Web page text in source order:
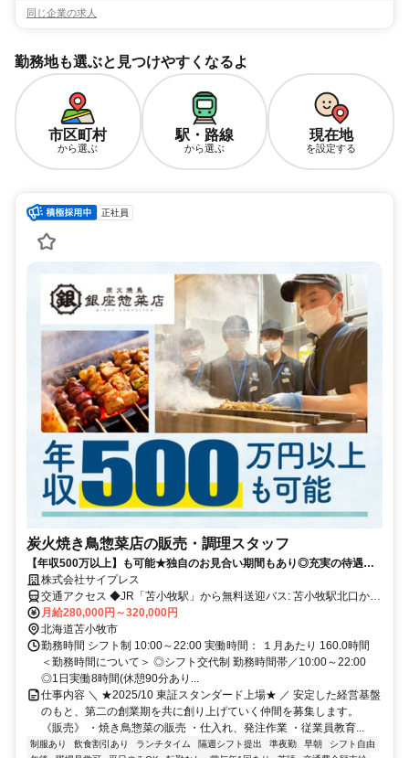
同じ企業の求人
勤務地も選ぶと見つけやすくなるよ
市区町村
から選ぶ
駅・路線
から選ぶ
現在地
を設定する
正社員
炭火焼き鳥惣菜店の販売・調理スタッフ
【年収500万以上】も可能★独自のお見合い期間もあり◎充実の待遇・
福利厚生！頑張りはインセンティブでしっかり評価。
株式会社サイプレス
交通アクセス ◆JR「苫小牧駅」から無料送迎バス: 苫小牧駅北口から
イオンモール苫小牧行きの無料シャトルバスが毎日運行しています。
◆路線バス（道南バス）: 駅前のりばから「イオンモール苫小牧」下
車（有料）。◆JR「沼ノ端駅」から路線バス（道南バス）: 駅北口の
りばから「イオンモール苫小牧」下車（有料）。 車通勤OK！ ※任意
保険加入が必須
月給280,000円～320,000円
北海道苫小牧市
勤務時間 シフト制 10:00～22:00 実働時間： １月あたり 160.0時間
＜勤務時間について＞ ◎シフト交代制 勤務時間帯／10:00～22:00
◎1日実働8時間(休憩90分あり...
仕事内容 ＼ ★2025/10 東証スタンダード上場★ ／ 安定した経営基盤
のもと、第二の創業期を共に創り上げていく仲間を募集します。
《販売》 ・焼き鳥惣菜の販売 ・仕入れ、発注作業 ・従業員教育...
制服あり 飲食割引あり ランチタイム 隔週シフト提出 準夜勤 早朝
シフト自由